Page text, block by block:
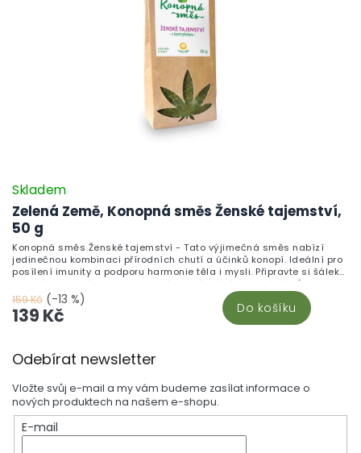
Zelená Země, Konopná směs Ženské tajemství,
50 g
Skladem
159 Kč (-13 %)
139 Kč Do košíku
Konopná směs Ženské tajemství - Tato výjimečná směs nabízí
jedinečnou kombinaci přírodních chutí a účinků konopí. Ideální pro
posílení imunity a podporu harmonie těla i mysli. Připravte si šálek
zdraví z kvalitních surovin, který ocení každý milovník čajů.
Odebírat newsletter
Vložte svůj e-mail a my vám budeme zasílat informace o
nových produktech na našem e-shopu.
E-mail